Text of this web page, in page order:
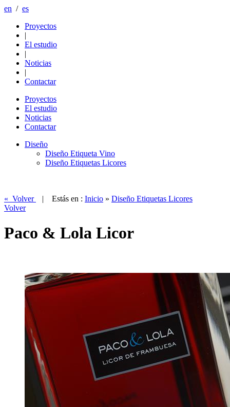
en / es
Proyectos
|
El estudio
|
Noticias
|
Contactar
Proyectos
El estudio
Noticias
Contactar
Diseño
Diseño Etiqueta Vino
Diseño Etiquetas Licores
« Volver | Estás en : Inicio » Diseño Etiquetas Licores
Volver
Paco & Lola Licor